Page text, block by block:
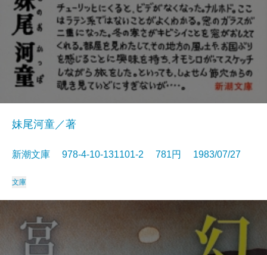
妹尾河童／著
新潮文庫 978-4-10-131101-2 781円 1983/07/27
文庫